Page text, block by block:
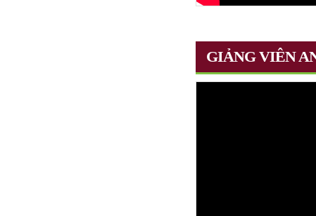
GIẢNG VIÊN